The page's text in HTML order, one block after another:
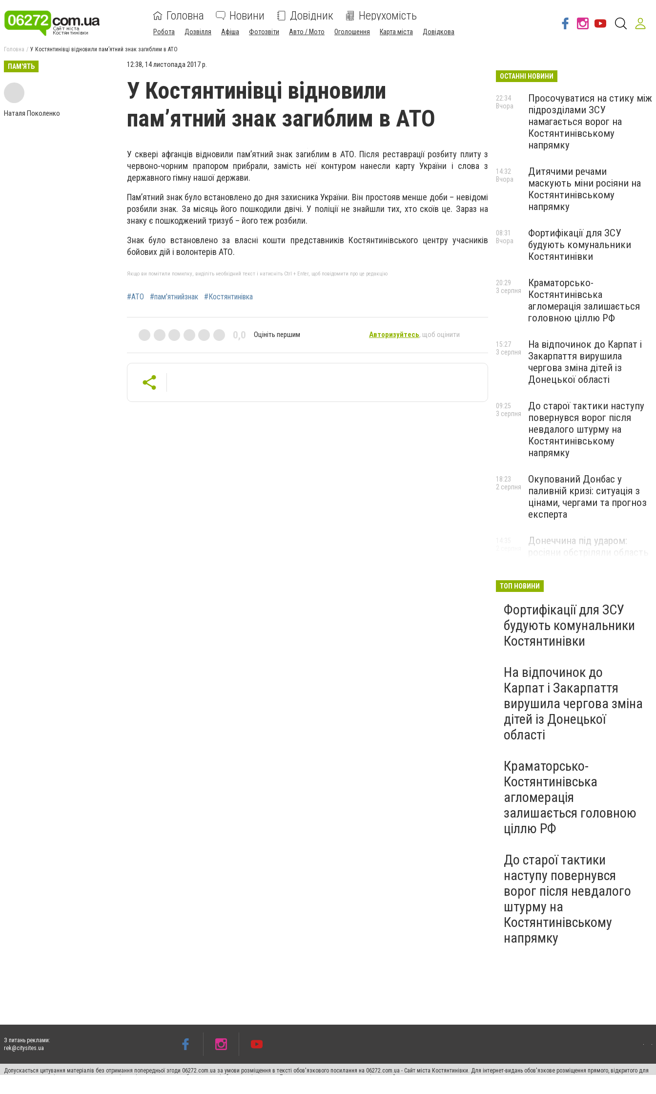
Головна Новини Довідник Нерухомість
Робота Дозвілля Афіша Фотозвіти Авто / Мото Оголошення Карта міста Довідкова
Головна У Костянтинівці відновили пам’ятний знак загиблим в АТО
ПАМ'ЯТЬ
Наталя Поколенко
12:38, 14 листопада 2017 р.
У Костянтинівці відновили
пам’ятний знак загиблим в АТО
У сквері афганців відновили пам’ятний знак загиблим в АТО. Після реставрації розбиту плиту з
червоно-чорним прапором прибрали, замість неї контуром нанесли карту України і слова з
державного гімну нашої держави.
Пам’ятний знак було встановлено до дня захисника України. Він простояв менше доби – невідомі
розбили знак. За місяць його пошкодили двічі. У поліції не знайшли тих, хто скоїв це. Зараз на
знаку є пошкоджений тризуб – його теж розбили.
Знак було встановлено за власні кошти представників Костянтинівського центру учасників
бойових дій і волонтерів АТО.
Якщо ви помітили помилку, виділіть необхідний текст і натисніть Ctrl + Enter, щоб повідомити про це редакцію
#АТО #пам'ятнийзнак #Костянтинівка
0,0 Оцініть першим Авторизуйтесь, щоб оцінити
ОСТАННІ НОВИНИ
Просочуватися на стику між
підрозділами ЗСУ
намагається ворог на
Костянтинівському
напрямку
22:34
Вчора
Дитячими речами
маскують міни росіяни на
Костянтинівському
напрямку
14:32
Вчора
Фортифікації для ЗСУ
будують комунальники
Костянтинівки
08:31
Вчора
Краматорсько-
Костянтинівська
агломерація залишається
головною ціллю РФ
20:29
3 серпня
На відпочинок до Карпат і
Закарпаття вирушила
чергова зміна дітей із
Донецької області
15:27
3 серпня
До старої тактики наступу
повернувся ворог після
невдалого штурму на
Костянтинівському
напрямку
09:25
3 серпня
Окупований Донбас у
паливній кризі: ситуація з
цінами, чергами та прогноз
експерта
18:23
2 серпня
Донеччина під ударом:
росіяни обстріляли область
ТОП НОВИНИ
Фортифікації для ЗСУ
будують комунальники
Костянтинівки
На відпочинок до
Карпат і Закарпаття
вирушила чергова зміна
дітей із Донецької
області
Краматорсько-
Костянтинівська
агломерація
залишається головною
ціллю РФ
До старої тактики
наступу повернувся
ворог після невдалого
штурму на
Костянтинівському
напрямку
З питань реклами:
rek@citysites.ua
Допускається цитування матеріалів без отримання попередньої згоди 06272.com.ua за умови розміщення в тексті обов'язкового посилання на 06272.com.ua - Сайт міста Костянтинівки. Для інтернет-видань обов'язкове розміщення прямого, відкритого для
пошукових систем гіперпосилання на цитовані статті не нижче другого абзацу в тексті або в якості джерела. Порушення виняткових прав переслідується Законом.